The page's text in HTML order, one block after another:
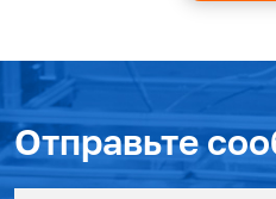
Отправьте